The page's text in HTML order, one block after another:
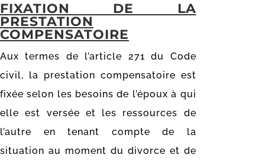
FIXATION DE LA
PRESTATION
COMPENSATOIRE
Aux termes de l’article 271 du Code
civil, la prestation compensatoire est
fixée selon les besoins de l’époux à qui
elle est versée et les ressources de
l’autre en tenant compte de la
situation au moment du divorce et de